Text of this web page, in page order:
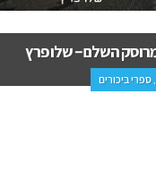
השלם – שלו פרץ
ספרי ביכורים